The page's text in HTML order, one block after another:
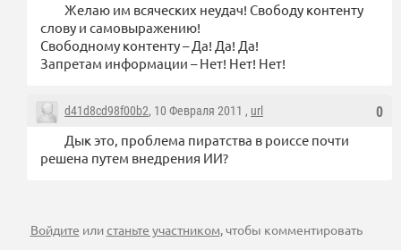
Желаю им всяческих неудач! Свободу контенту
слову и самовыражению!
Свободному контенту – Да! Да! Да!
Запретам информации – Нет! Нет! Нет!
0
d41d8cd98f00b2, 10 Февраля 2011 , url
Дык это, проблема пиратства в роиссе почти
решена путем внедрения ИИ?
Войдите илистаньте участником, чтобы комментировать